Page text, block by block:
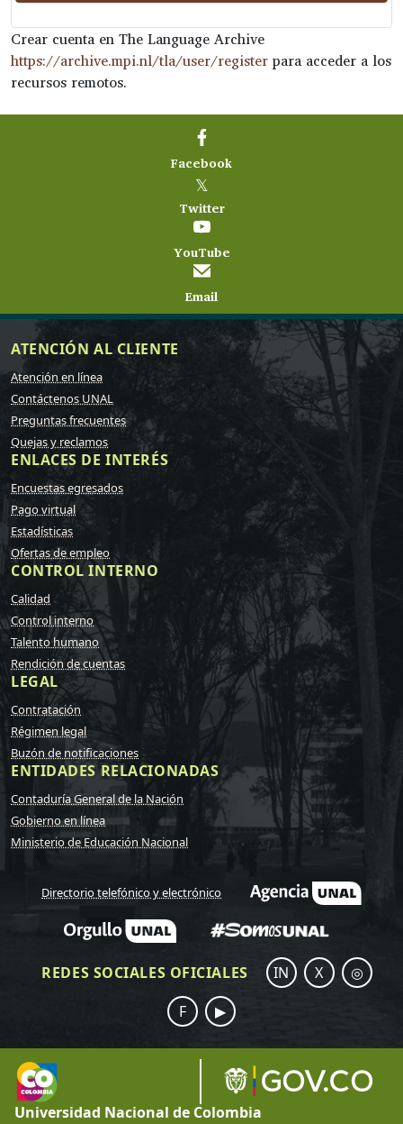
Crear cuenta en The Language Archive
https://archive.mpi.nl/tla/user/registerpara acceder a los
recursos remotos.
Facebook
𝕏
Twitter
YouTube
Email
ATENCIÓN AL CLIENTE
Atención en línea
Contáctenos UNAL
Preguntas frecuentes
Quejas y reclamos
ENLACES DE INTERÉS
Encuestas egresados
Pago virtual
Estadísticas
Ofertas de empleo
CONTROL INTERNO
Calidad
Control interno
Talento humano
Rendición de cuentas
LEGAL
Contratación
Régimen legal
Buzón de notificaciones
ENTIDADES RELACIONADAS
Contaduría General de la Nación
Gobierno en línea
Ministerio de Educación Nacional
Directorio telefónico y electrónico
REDES SOCIALES OFICIALES IN X
◎
F
▶
Universidad Nacional de Colombia